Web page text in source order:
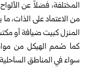
المختلفة، فضلاً عن
من الاعتماد على الذات،
المنزل كبيت ضيافة أو
كما صُمم الهيكل من
سواء في المناطق